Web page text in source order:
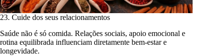
23. Cuide dos seus relacionamentos
Saúde não é só comida. Relações sociais, apoio emocional e
rotina equilibrada influenciam diretamente bem-estar e
longevidade.